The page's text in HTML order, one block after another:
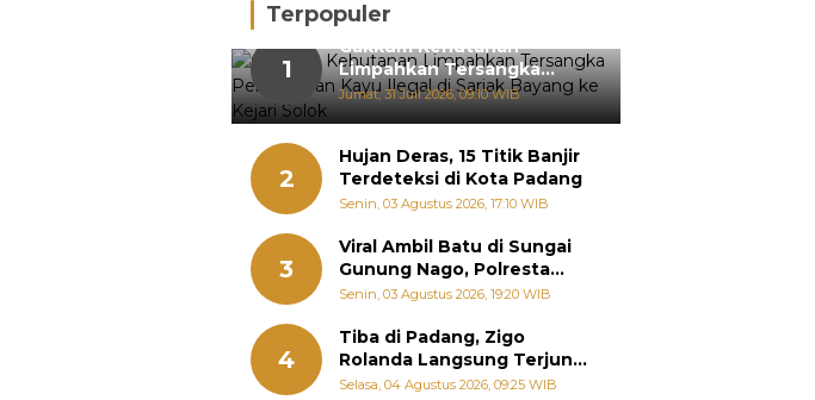
Terpopuler
1
Gakkum Kehutanan
Limpahkan Tersangka
Pemanenan Kayu Ilegal di
Sariak Bayang ke Kejari
Jumat, 31 Juli 2026, 09:10 WIB
2
Hujan Deras, 15 Titik Banjir
Terdeteksi di Kota Padang
Senin, 03 Agustus 2026, 17:10 WIB
3
Viral Ambil Batu di Sungai
Gunung Nago, Polresta
Padang Ungkap Fakta
Senin, 03 Agustus 2026, 19:20 WIB
4
Tiba di Padang, Zigo
Rolanda Langsung Terjun
Bantu Warga Terdampak
Selasa, 04 Agustus 2026, 09:25 WIB